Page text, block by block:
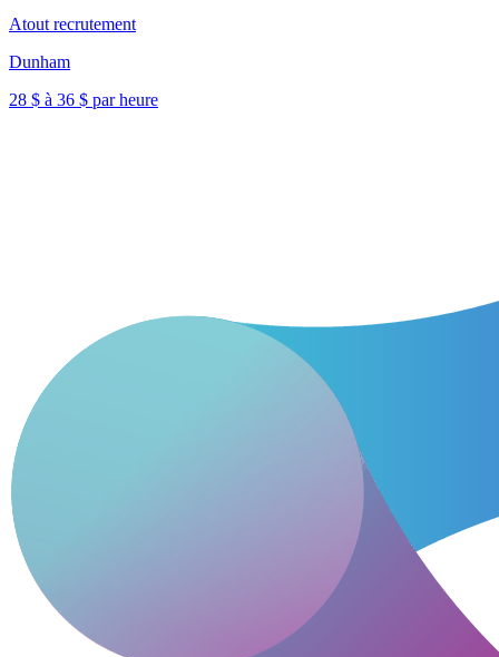
Atout recrutement
Dunham
28 $ à 36 $ par heure